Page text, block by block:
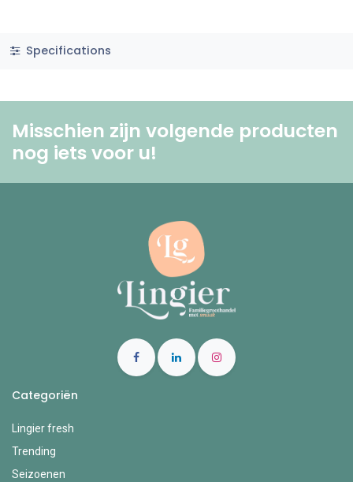
Specifications
Misschien zijn volgende producten
nog iets voor u! ​
Categoriën
Lingier fresh
Trending
Seizoenen